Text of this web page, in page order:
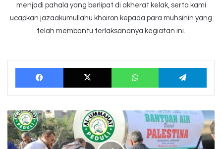
menjadi pahala yang berlipat di akherat kelak, serta kami
ucapkan jazaakumullahu khoiron kepada para muhsinin yang
telah membantu terlaksananya kegiatan ini.
Facebook X WhatsApp
Air
Cinta
Untuk
Gaza